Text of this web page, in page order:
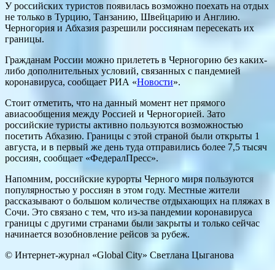
У российских туристов появилась возможно поехать на отдых
не только в Турцию, Танзанию, Швейцарию и Англию.
Черногория и Абхазия разрешили россиянам пересекать их
границы.
Гражданам России можно прилететь в Черногорию без каких-
либо дополнительных условий, связанных с пандемией
коронавируса, сообщает РИА «Новости».
Стоит отметить, что на данный момент нет прямого
авиасообщения между Россией и Черногорией. Зато
российские туристы активно пользуются возможностью
посетить Абхазию. Границы с этой страной были открыты 1
августа, и в первый же день туда отправились более 7,5 тысяч
россиян, сообщает «ФедералПресс».
Напомним, российские курорты Черного миря пользуются
популярностью у россиян в этом году. Местные жители
рассказывают о большом количестве отдыхающих на пляжах в
Сочи. Это связано с тем, что из-за пандемии коронавируса
границы с другими странами были закрыты и только сейчас
начинается возобновление рейсов за рубеж.
© Интернет-журнал «Global City» Светлана Цыганова